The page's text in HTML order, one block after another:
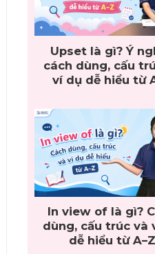
Upset là gì? Ý
cách dùng, cấu
ví dụ dễ hiểu từ
In view of là gì?
dùng, cấu trúc và
dễ hiểu từ A–Z